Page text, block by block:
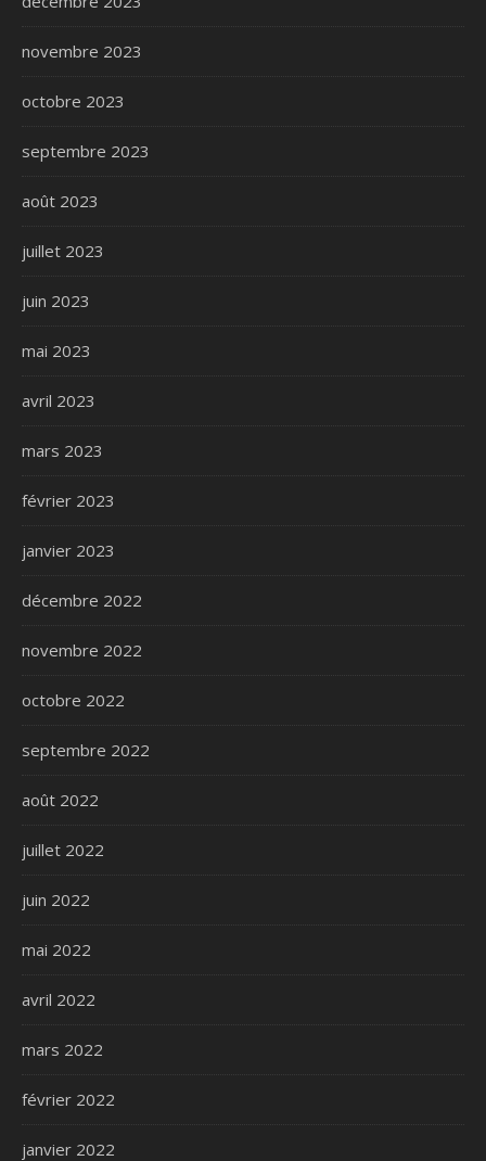
novembre 2023
octobre 2023
septembre 2023
août 2023
juillet 2023
juin 2023
mai 2023
avril 2023
mars 2023
février 2023
janvier 2023
décembre 2022
novembre 2022
octobre 2022
septembre 2022
août 2022
juillet 2022
juin 2022
mai 2022
avril 2022
mars 2022
février 2022
janvier 2022